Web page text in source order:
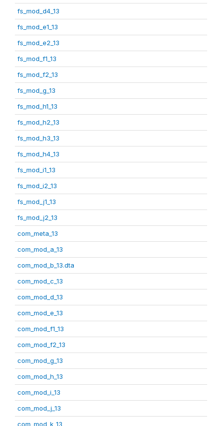
fs_mod_d4_13
fs_mod_e1_13
fs_mod_e2_13
fs_mod_f1_13
fs_mod_f2_13
fs_mod_g_13
fs_mod_h1_13
fs_mod_h2_13
fs_mod_h3_13
fs_mod_h4_13
fs_mod_i1_13
fs_mod_i2_13
fs_mod_j1_13
fs_mod_j2_13
com_meta_13
com_mod_a_13
com_mod_b_13.dta
com_mod_c_13
com_mod_d_13
com_mod_e_13
com_mod_f1_13
com_mod_f2_13
com_mod_g_13
com_mod_h_13
com_mod_i_13
com_mod_j_13
com_mod_k_13